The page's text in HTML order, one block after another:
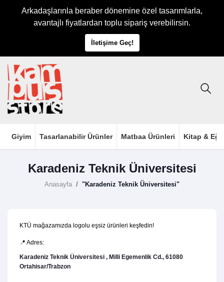
Arkadaşlarınla beraber dönemine özel tasarımlarla,
avantajlı fiyatlardan toplu sipariş verebilirsin.
İletişime Geç!
Giyim Tasarlanabilir Ürünler Matbaa Ürünleri Kitap &
Karadeniz Teknik Üniversitesi
Anasayfa "Karadeniz Teknik Üniversitesi"
KTÜ mağazamızda logolu eşsiz ürünleri keşfedin!
📍 Adres:
Karadeniz Teknik Üniversitesi , Milli Egemenlik Cd., 61080
Ortahisar/Trabzon